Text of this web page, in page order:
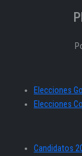
Elecciones
Elecciones
Candidatos